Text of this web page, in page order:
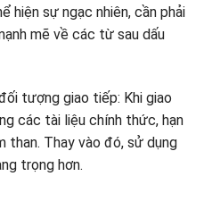
hiện sự ngạc nhiên, cần phải
mẽ về các từ sau dấu
tượng giao tiếp: Khi giao
các tài liệu chính thức, hạn
than. Thay vào đó, sử dụng
trọng hơn.